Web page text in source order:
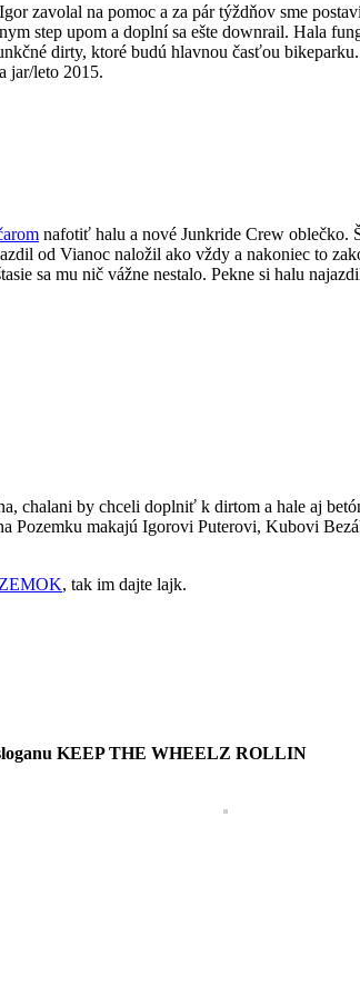
zavolal na pomoc a za pár týždňov sme
step upom a doplní sa ešte downrail. Hala
dirty, ktoré budú hlavnou časťou
jar/leto 2015.
nafotiť halu a nové Junkride Crew oblečko.
od Vianoc naložil ako vždy a nakoniec to
sa mu nič vážne nestalo. Pekne si halu
chalani by chceli doplniť k dirtom a hale aj
Pozemku makajú Igorovi Puterovi, Kubovi
, tak im dajte lajk.
KEEP THE WHEELZ ROLLIN